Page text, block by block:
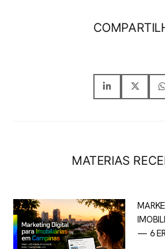
MATERIAS
— 6